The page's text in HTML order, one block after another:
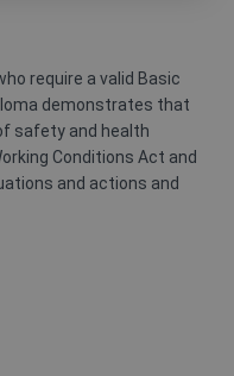
require a valid Basic
demonstrates that
safety and health
Conditions Act and
and actions and